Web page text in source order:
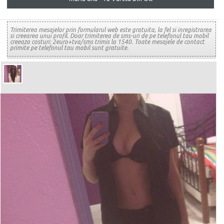
Trimiterea mesajelor prin formularul web este gratuita, la fel si inregistrarea
si creearea unui profil. Doar trimiterea de sms-uri de pe telefonul tau mobil
creeaza costuri: 2euro+tva/sms trimis la 1540. Toate mesajele de contact
primite pe telefonul tau mobil sunt gratuite.